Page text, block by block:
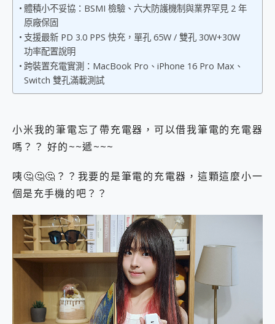
是螢幕也是電視! 一機超多用途「MSI微星 Modern MD272UPSW 27型」 4K IPS 輕薄商用智慧聯網螢幕 開箱 評測
realme 14 Pro 超硬軍規、冰感變色實測，realme 14 5G 遊戲戰鬥值爆表，效能x娛樂全都要！
2億 APO蔡司長焦神機降臨~ vivo X200 Pro、vivo X200 就是這麼好拍
小體積 40000mAh 超大容量 一次充5個設備 充好充滿 CUKTECH 酷態科 300W 微型充電站 開箱 評測
全新 SONY Xperia 1 VI 開箱! 相機實測! 長焦覆蓋更遠更清晰、2日長續航、頂尖影音娛樂效能~
Xiaomi 14 Ultra 開箱 評測~ 有深度的 Leica 影像旗艦手機! 加碼小旗艦 Xiaomi 14 開箱 評測
vivo TWS 3e 真無線藍牙耳機智慧降噪升級、音質明亮溫潤，並支援雙設備連接~
MSI Claw 掌機專屬配件包 來囉 完美保護 MSI Claw A1M-026TW 電競掌機
人像旗艦 vivo V30 系列 開箱 評測! 首搭蔡司光學鏡頭、攝影棚級柔光環、拍攝功能最好玩的美拍神機 vivo V30 Pro
多個願望一次滿足 超強散熱 微星 MSI Claw A1M-026TW 電競掌機 開箱 評測
一吸完美對位 擁有超強吸力與超好用的隱磁支架 O-ONE MAG 最會吸的行動電源 開箱 評測
OPPO 哈蘇 300mm 專業增距鏡實測：Find X9 Ultra 光學長焦隨手拍，紀錄生活就是這麼簡單
體積小不妥協：BSMI 檢驗、六大防護機制與業界罕見 2 年
原廠保固
支援最新 PD 3.0 PPS 快充，單孔 65W / 雙孔 30W+30W
功率配置說明
跨裝置充電實測：MacBook Pro、iPhone 16 Pro Max、
Switch 雙孔滿載測試
小米我的筆電忘了帶充電器，可以借我筆電的充電器
嗎？？ 好的~~遞~~~
咦🤔🤔🤔？？我要的是筆電的充電器，這顆這麼小一
個是充手機的吧？？